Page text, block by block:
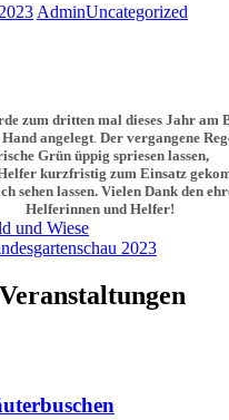
AdminUncategorized
zum dritten mal dieses Jahr am
angelegt Der vergangene
Grün üppig spriesen lassen,
kurzfristig zum Einsatz
sehen lassen. Vielen Dank den
Helferinnen und Helfer!
und Wiese
2023